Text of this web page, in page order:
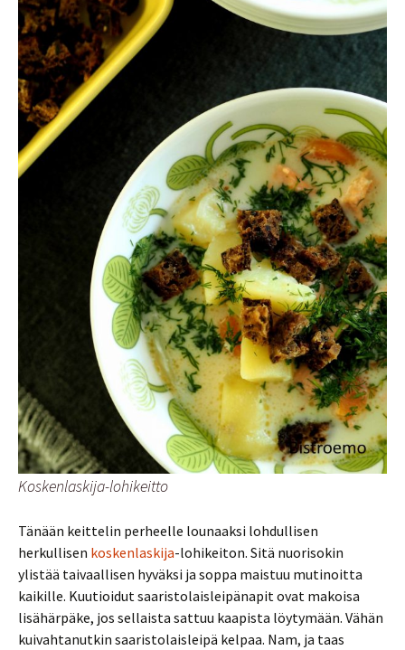
Koskenlaskija-lohikeitto
Tänään keittelin perheelle lounaaksi lohdullisen
herkullisen koskenlaskija-lohikeiton. Sitä nuorisokin
ylistää taivaallisen hyväksi ja soppa maistuu mutinoitta
kaikille. Kuutioidut saaristolaisleipänapit ovat makoisa
lisähärpäke, jos sellaista sattuu kaapista löytymään. Vähän
kuivahtanutkin saaristolaisleipä kelpaa. Nam, ja taas